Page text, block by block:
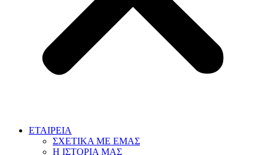
ΕΤΑΙΡΕΙΑ
ΣΧΕΤΙΚΑ ΜΕ ΕΜΑΣ
Η ΙΣΤΟΡΙΑ ΜΑΣ